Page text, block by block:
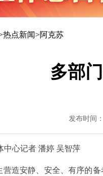
热点新闻>阿克苏
多部
发布时间
心记者 潘婷 吴智萍
安静、安全、有序的备